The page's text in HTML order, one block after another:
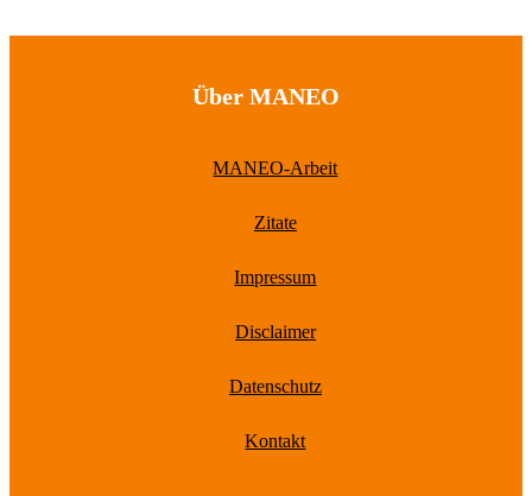
Über MANEO
MANEO-Arbeit
Zitate
Impressum
Disclaimer
Datenschutz
Kontakt